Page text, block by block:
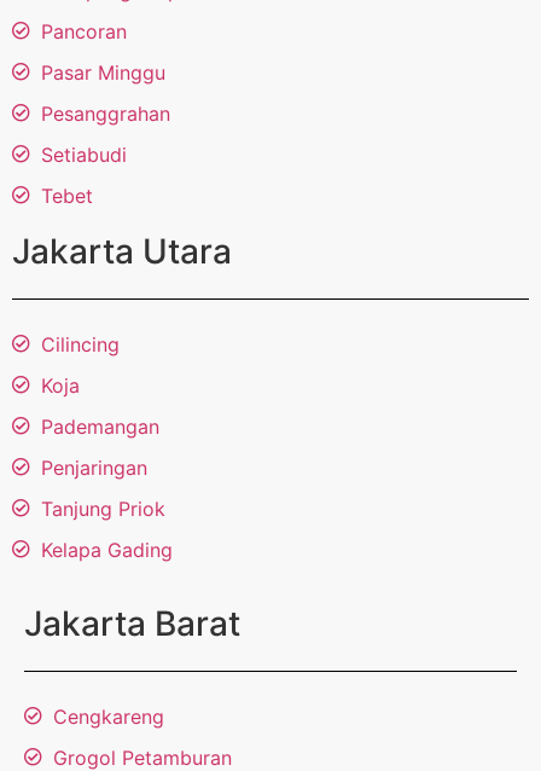
Pancoran
Pasar Minggu
Pesanggrahan
Setiabudi
Tebet
Jakarta Utara
Cilincing
Koja
Pademangan
Penjaringan
Tanjung Priok
Kelapa Gading
Jakarta Barat
Cengkareng
Grogol Petamburan